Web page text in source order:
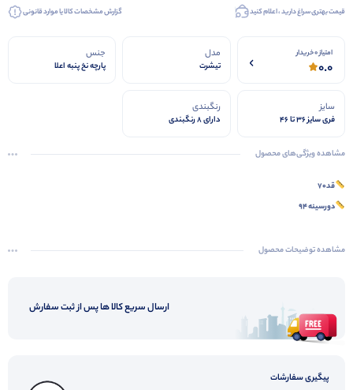
قیمت بهتری سراغ دارید ، اعلام کنید گزارش مشخصات کالا یا موارد قانونی
امتیاز 0 خریدار
0.0
مدل
تیشرت
جنس
پارچه نخ پنبه اعلا
سایز
فری سایز ۳۶ تا ۴۶
رنگبندی
دارای 8 رنگبندی
مشاهده ویژگی‌های محصول
قد۷۰
دورسینه ۹۴
مشاهده توضیحات محصول
ارسال سریع کالا ها پس از ثبت سفارش
پیگیری سفارشات